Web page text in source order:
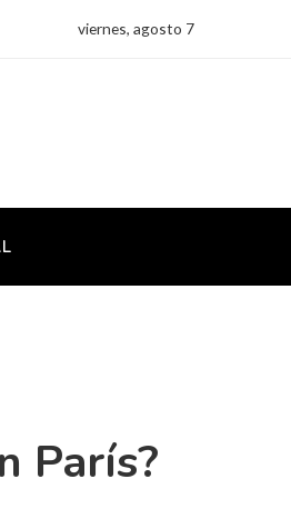
viernes, agosto 7
París?